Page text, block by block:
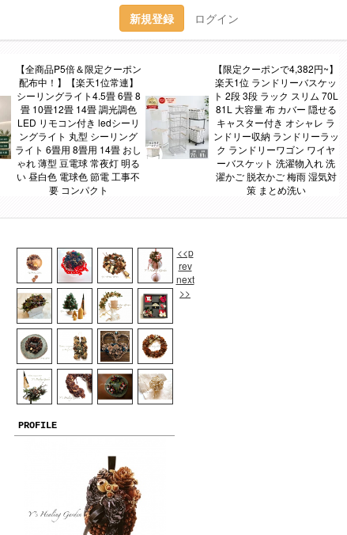
新規登録 ログイン
【全商品P5倍＆限定クーポン
配布中！】【楽天1位常連】
シーリングライト4.5畳 6畳 8
畳 10畳12畳 14畳 調光調色
LED リモコン付き ledシーリ
ングライト 丸型 シーリング
ライト 6畳用 8畳用 14畳 おし
ゃれ 薄型 豆電球 常夜灯 明る
い 昼白色 電球色 節電 工事不
要 コンパクト
【限定クーポンで4,382円~】
楽天1位 ランドリーバスケッ
ト 2段 3段 ラック スリム 70L
81L 大容量 布 カバー 隠せる
キャスター付き オシャレ ラ
ンドリー収納 ランドリーラッ
ク ランドリーワゴン ワイヤ
ーバスケット 洗濯物入れ 洗
濯かご 脱衣かご 梅雨 湿気対
策 まとめ洗い
<<p
rev
next
>>
PROFILE